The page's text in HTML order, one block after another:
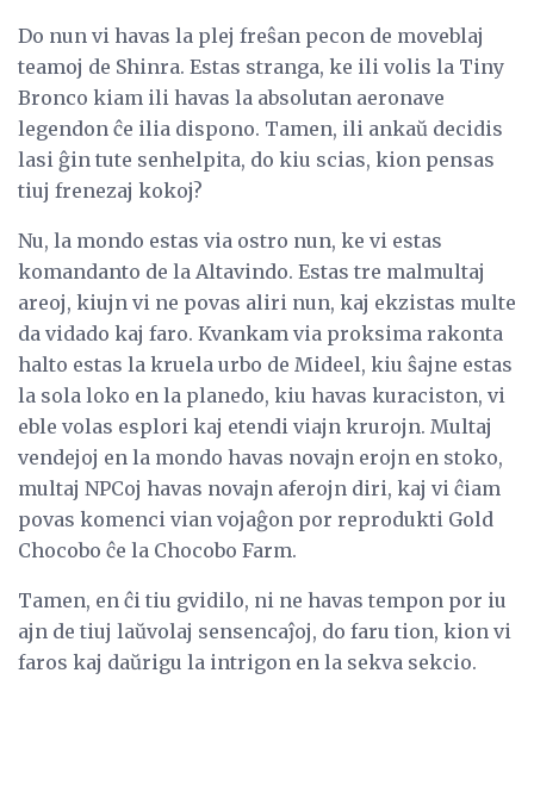
Do nun vi havas la plej freŝan pecon de moveblaj
teamoj de Shinra. Estas stranga, ke ili volis la Tiny
Bronco kiam ili havas la absolutan aeronave
legendon ĉe ilia dispono. Tamen, ili ankaŭ decidis
lasi ĝin tute senhelpita, do kiu scias, kion pensas
tiuj frenezaj kokoj?
Nu, la mondo estas via ostro nun, ke vi estas
komandanto de la Altavindo. Estas tre malmultaj
areoj, kiujn vi ne povas aliri nun, kaj ekzistas multe
da vidado kaj faro. Kvankam via proksima rakonta
halto estas la kruela urbo de Mideel, kiu ŝajne estas
la sola loko en la planedo, kiu havas kuraciston, vi
eble volas esplori kaj etendi viajn krurojn. Multaj
vendejoj en la mondo havas novajn erojn en stoko,
multaj NPCoj havas novajn aferojn diri, kaj vi ĉiam
povas komenci vian vojaĝon por reprodukti Gold
Chocobo ĉe la Chocobo Farm.
Tamen, en ĉi tiu gvidilo, ni ne havas tempon por iu
ajn de tiuj laŭvolaj sensencaĵoj, do faru tion, kion vi
faros kaj daŭrigu la intrigon en la sekva sekcio.